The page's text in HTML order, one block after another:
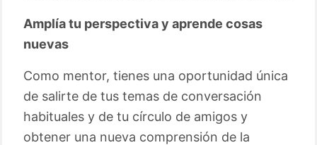
Amplía tu perspectiva y aprende cosas
nuevas
Como mentor, tienes una oportunidad única
de salirte de tus temas de conversación
habituales y de tu círculo de amigos y
obtener una nueva comprensión de la